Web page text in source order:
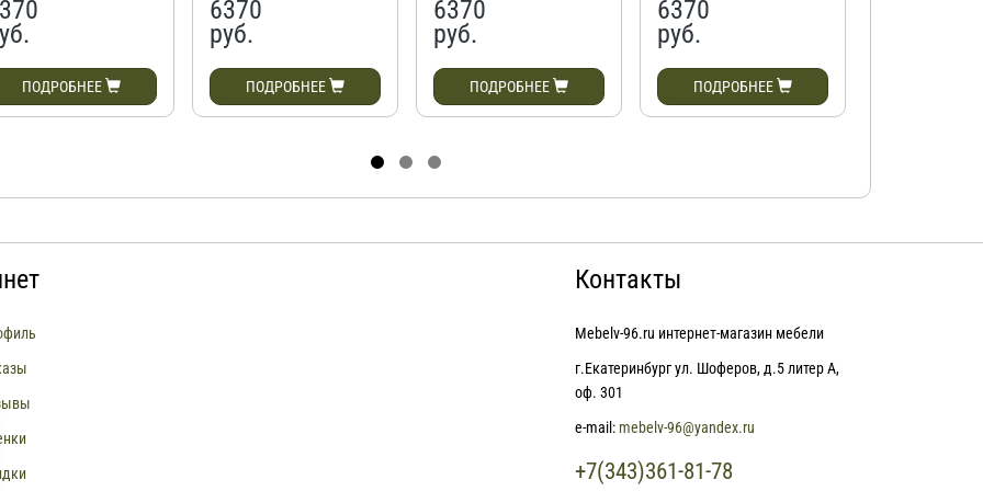
ПОДРОБНЕЕ
6370
руб.
ПОДРОБНЕЕ
6370
руб.
ПОДРОБНЕЕ
6370
руб.
ПОДРОБНЕЕ
Контакты
Mebelv-96.ru интернет-магазин мебели
г.Екатеринбург ул. Шоферов, д.5 литер А,
оф. 301
e-mail: mebelv-96@yandex.ru
+7(343)361-81-78